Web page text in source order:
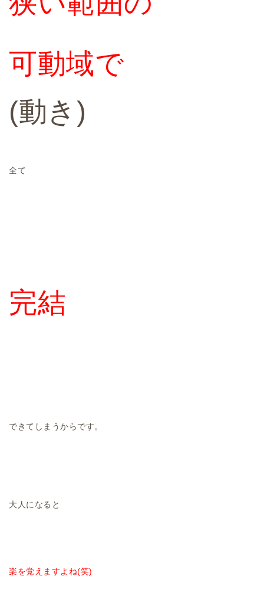
可動域で
(動き)
全て
完結
できてしまうからです。
大人になると
楽を覚えますよね(笑)